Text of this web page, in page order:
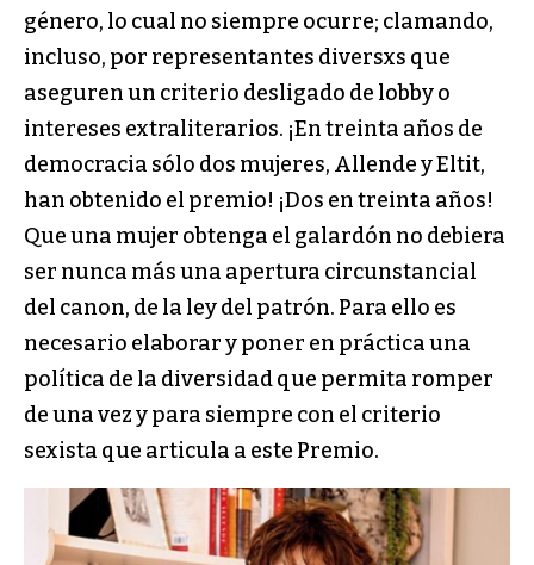
género, lo cual no siempre ocurre; clamando,
incluso, por representantes diversxs que
aseguren un criterio desligado de lobby o
intereses extraliterarios. ¡En treinta años de
democracia sólo dos mujeres, Allende y Eltit,
han obtenido el premio! ¡Dos en treinta años!
Que una mujer obtenga el galardón no debiera
ser nunca más una apertura circunstancial
del canon, de la ley del patrón. Para ello es
necesario elaborar y poner en práctica una
política de la diversidad que permita romper
de una vez y para siempre con el criterio
sexista que articula a este Premio.